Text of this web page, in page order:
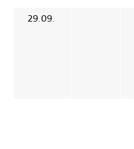
29.09.